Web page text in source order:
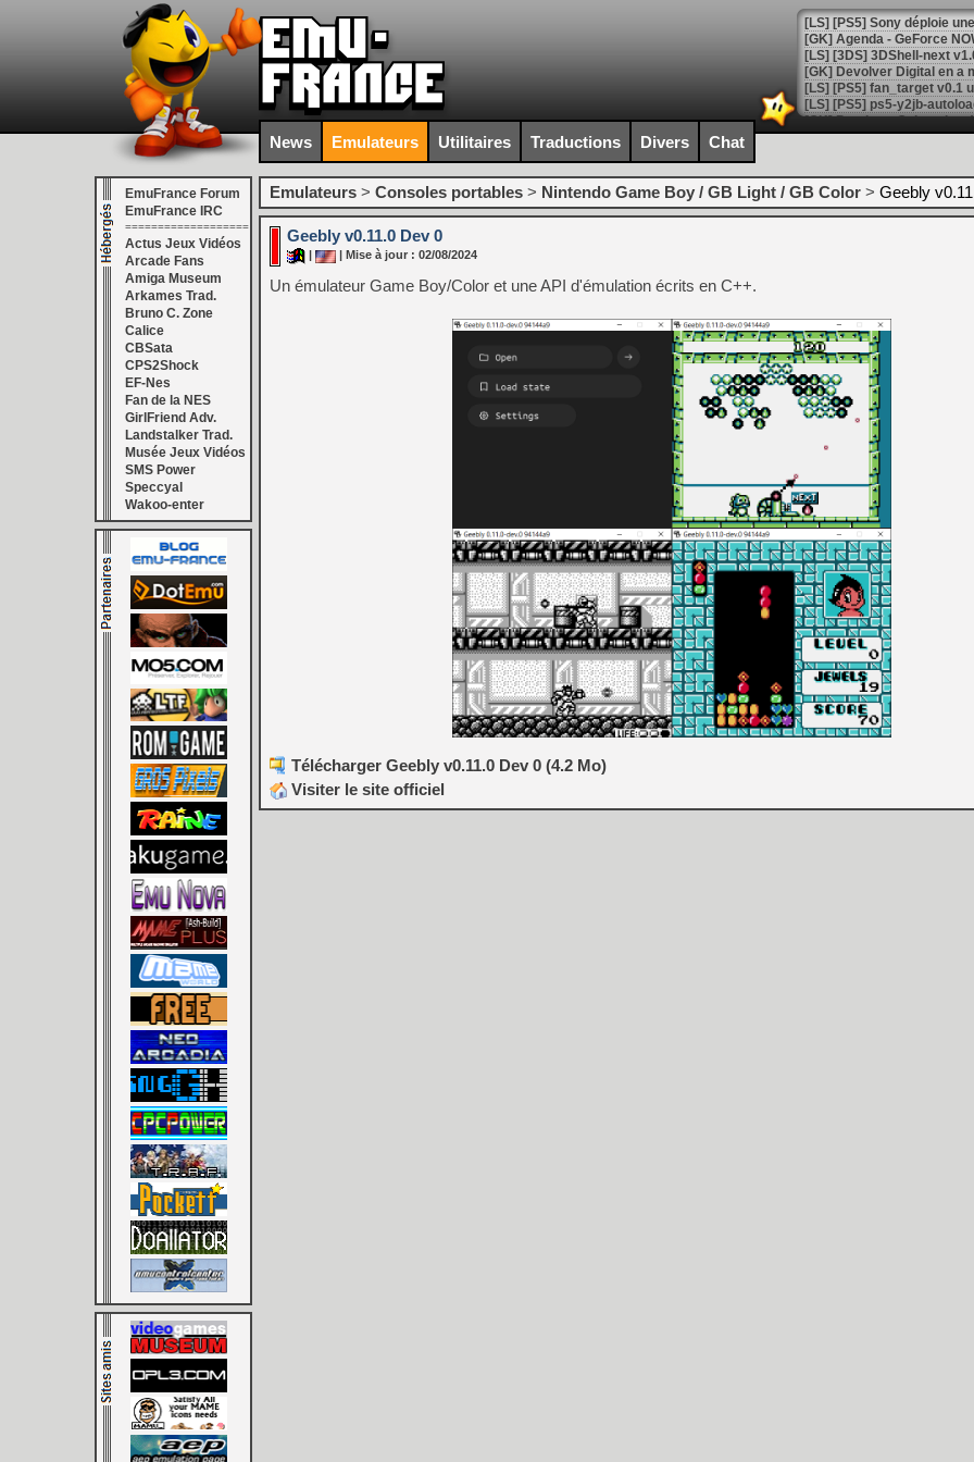
[GK] Agenda - GeForce
[GK] Devolver Digital en a
[LS] [PS5] ps5-y2jb-
[GK] Pourquoi Marvel
[GK] Test : Restory : Chill
[GK] GTA 6 : Rockstar
[GK] Hot Wheels Infinite
[GK] Mémoire cash -
[GK] Résultats Nintendo :
[GK] Déjà des
[Mo5] Brickboy cherche à
[GK] Minecraft et ses «
[GK] Beast of
[GK] Ubisoft : fin de partie
[GK] Mémoire cash -
[GK] Dan Houser (GTA)
[GK] Comment EA Sports
[GK] Crimson Moon : un
[GK] Isle of Reveries : le
[GK] Moonlighter 2 : The
[GK] Capcom relance
[Mo5] Deux inédits du
[GK] Le beat'em up The
[GK] Endless Legend 2 :
[LS] [PS5] Le WebKit
[GK] Oubliez Crazy Taxi,
[LS] [Switch] NSZ 5.0.0
[GK] No More Room in
News Emulateurs Utilitaires Traductions Divers Chat
EmuFrance Forum
EmuFrance IRC
===================
Actus Jeux Vidéos
Arcade Fans
Amiga Museum
Arkames Trad.
Bruno C. Zone
Calice
CBSata
CPS2Shock
EF-Nes
Fan de la NES
GirlFriend Adv.
Landstalker Trad.
Musée Jeux Vidéos
SMS Power
Speccyal
Wakoo-enter
Emulateurs > Consoles portables > Nintendo Game Boy / GB Light / GB Color > Geebly
Geebly v0.11.0 Dev 0
| Mise à jour : 02/08/2024
Un émulateur Game Boy/Color et une API d'émulation écrits en C++.
Télécharger Geebly v0.11.0 Dev 0 (4.2 Mo)
Visiter le site officiel